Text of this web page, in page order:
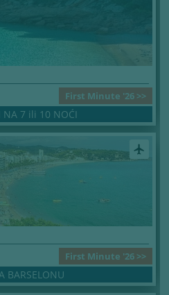
First Minute '26 >>
NA 7 ili 10 NOĆI
airplanemode_active
First Minute '26 >>
BARSELONU